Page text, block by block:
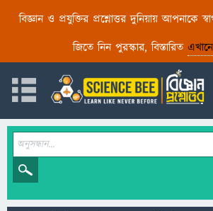
বিজ্ঞান ও প্রযুক্তির প্রশ্নোত্তর দুনিয়ায় আপনাকে
জিতে নিন পুরস্কার, বিস্তারিত এখানে